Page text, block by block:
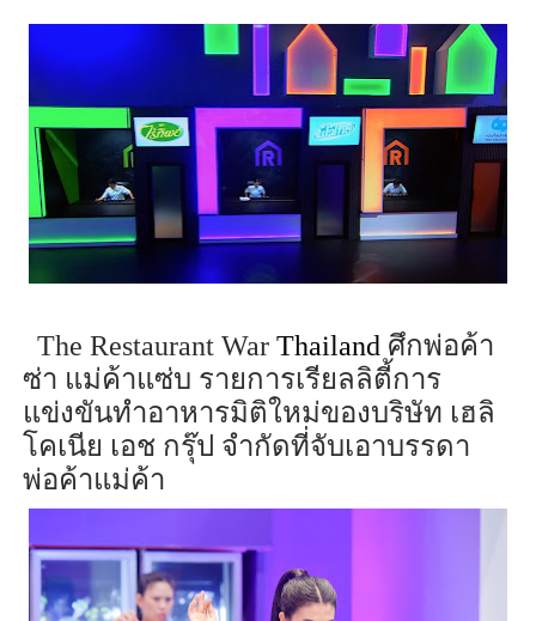
The Restaurant War Thailand ศึกพ่อค้า
ซ่า แม่ค้าแซ่บ รายการเรียลลิตี้การ
แข่งขันทำอาหารมิติใหม่ของบริษัท เฮลิ
โคเนีย เอช กรุ๊ป จำกัดที่จับเอาบรรดา
พ่อค้าแม่ค้า